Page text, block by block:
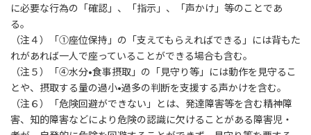
に必要な行為の「確認」、「指示」、「声かけ」等のことであ
る。
（注４）「①座位保持」の「支えてもらえればできる」には背もた
れがあれば一人で座っていることができる場合も含む。
（注５）「④水分•食事摂取」の「見守り等」には動作を見守るこ
とや、摂取する量の過小•過多の判断を支援する声かけを含む。
（注６）
「危険回避ができない」とは、発達障害等を含む精神障
害、知的障害などにより危険の認識に欠けることがある障害児・